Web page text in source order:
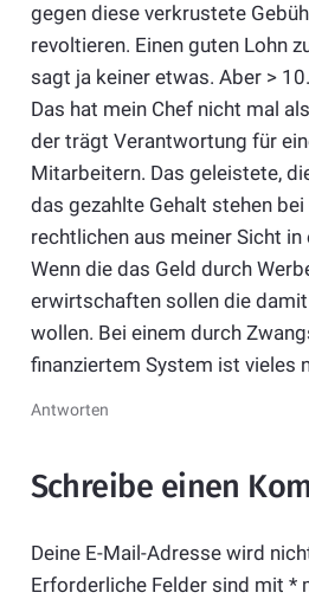
gegen diese verkrustete
revoltieren. Einen guten Lohn
sagt ja keiner etwas. Aber >
Das hat mein Chef nicht mal
der trägt Verantwortung für
Mitarbeitern. Das geleistete,
das gezahlte Gehalt stehen
rechtlichen aus meiner Sicht
Wenn die das Geld durch
erwirtschaften sollen die
wollen. Bei einem durch
finanziertem System ist vieles
Antworten
Schreibe einen
Deine E-Mail-Adresse wird
Erforderliche Felder sind mit *